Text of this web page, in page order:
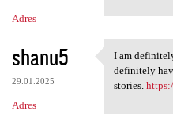
Adres
shanu5
29.01.2025
Adres
I am
I am
definitely
stories.